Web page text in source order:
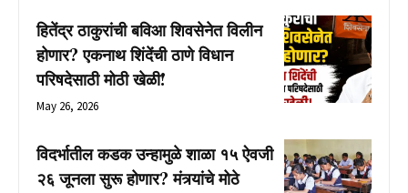
हितेंद्र ठाकुरांची बविआ शिवसेनेत विलीन
होणार? एकनाथ शिंदेंची ठाणे विधान
परिषदेसाठी मोठी खेळी!
May 26, 2026
विदर्भातील कडक उन्हामुळे शाळा १५ ऐवजी
२६ जूनला सुरू होणार? मंत्र्यांचे मोठे